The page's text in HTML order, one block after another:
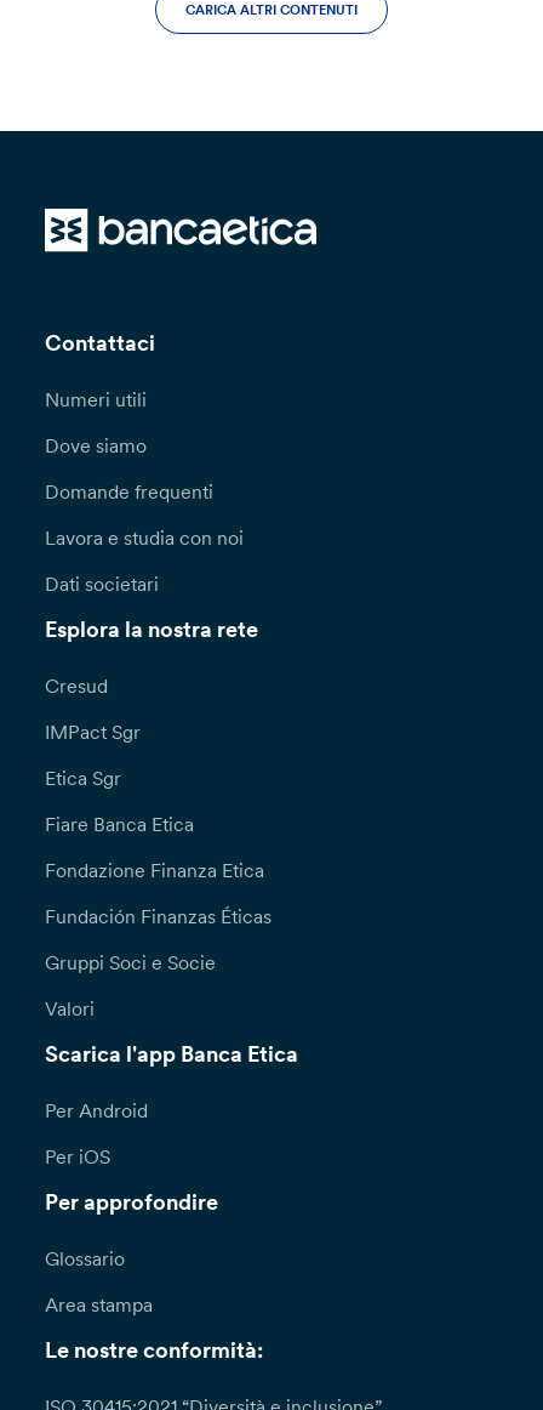
CARICA ALTRI CONTENUTI
Contattaci
Numeri utili
Dove siamo
Domande frequenti
Lavora e studia con noi
Dati societari
Esplora la nostra rete
Cresud
IMPact Sgr
Etica Sgr
Fiare Banca Etica
Fondazione Finanza Etica
Fundación Finanzas Éticas
Gruppi Soci e Socie
Valori
Scarica l'app Banca Etica
Per Android
Per iOS
Per approfondire
Glossario
Area stampa
Le nostre conformità: